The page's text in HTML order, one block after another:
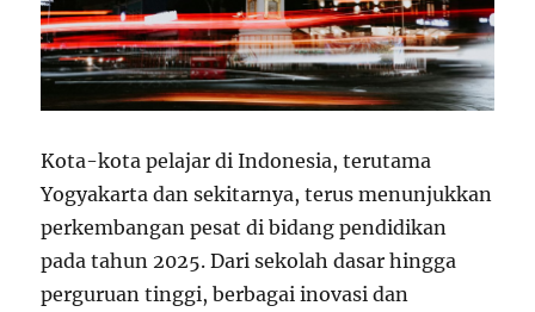
Kota-kota pelajar di Indonesia, terutama
Yogyakarta dan sekitarnya, terus menunjukkan
perkembangan pesat di bidang pendidikan
pada tahun 2025. Dari sekolah dasar hingga
perguruan tinggi, berbagai inovasi dan